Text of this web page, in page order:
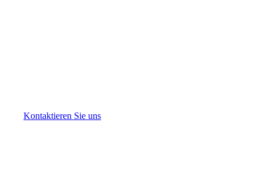
Kontaktieren Sie uns